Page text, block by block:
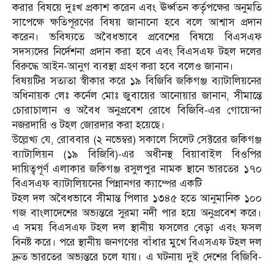
করার বিষয়ে দুঃখ প্রকাশ করেন এবং ঊর্ধ্বতন কর্তৃপক্ষের অনুমতি
সাপেক্ষে ক্ষতিপূরণের বিষয় জানানো হবে বলে আশ্বাস প্রদান
করেন। ভবিষ্যতে অবৈধভাবে প্রবেশের বিষয়ে বিএসএফ
সদস্যদের নির্দেশনা প্রদান করা হবে এবং বিএসএফ টহল দলের
বিরুদ্ধে আইন-আনুগ ব্যবস্থা গ্রহণ করা হবে বলেও জানান।
বিষয়টির সত্যতা স্বীকার করে ১৯ বিজিবি জকিগঞ্জ ব্যাটালিয়নের
অধিনায়ক লেঃ কর্নেল মোঃ জুবায়ের আনোয়ার জানান, সীমান্তে
চোরাচালান ও অবৈধ অনুপ্রবেশ রোধে বিজিবি-এর গোয়েন্দা
নজরদারি ও টহল জোরদার করা হয়েছে।
উল্লেখ্য যে, রোববার (২ নভেম্বর) সকালে সিলেট সেক্টরের জকিগঞ্জ
ব্যাটালিয়ন (১৯ বিজিবি)-এর অধীনস্থ বিয়াবাইল বিওপির
দায়িত্বপূর্ণ এলাকার জকিগঞ্জ রসুলপুর নামক স্থানে ভারতের ১৭০
বিএসএফ ব্যাটালিয়নের পিন্নানগর ক্যাম্পের একটি
টহল দল অবৈধভাবে সীমান্ত পিলার ১৩৪৫ হতে আনুমানিক ১০০
গজ বাংলাদেশের অভ্যন্তরে সুরমা নদী পার হয়ে অনুপ্রবেশ করে।
এ সময় বিএসএফ টহল দল স্থানীয় ফসলের বেড়া এবং ফসল
বিনষ্ট করে। পরে স্থানীয় জনগণের বাঁধার মুখে বিএসএফ টহল দল
দ্রুত ভারতের অভ্যন্তরে চলে যায়। এ ঘটনায় দুই দেশের বিজিবি-